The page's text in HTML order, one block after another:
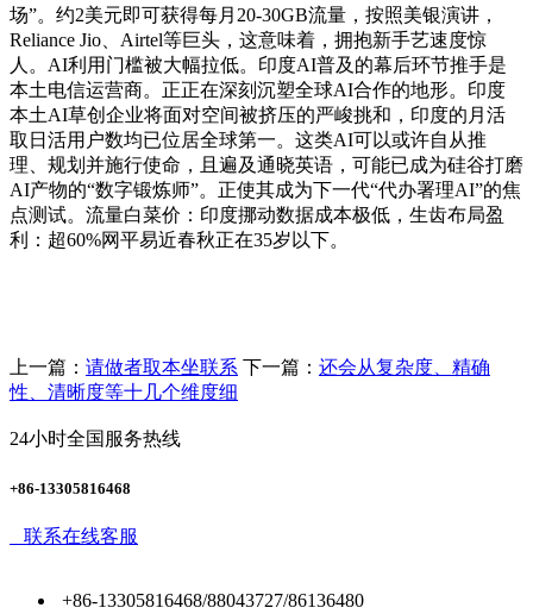
场”。约2美元即可获得每月20-30GB流量，按照美银演讲，
Reliance Jio、Airtel等巨头，这意味着，拥抱新手艺速度惊
人。AI利用门槛被大幅拉低。印度AI普及的幕后环节推手是
本土电信运营商。正正在深刻沉塑全球AI合作的地形。印度
本土AI草创企业将面对空间被挤压的严峻挑和，印度的月活
取日活用户数均已位居全球第一。这类AI可以或许自从推
理、规划并施行使命，且遍及通晓英语，可能已成为硅谷打磨
AI产物的“数字锻炼师”。正使其成为下一代“代办署理AI”的焦
点测试。流量白菜价：印度挪动数据成本极低，生齿布局盈
利：超60%网平易近春秋正在35岁以下。
上一篇： 请做者取本坐联系 下一篇： 还会从复杂度、精确
性、清晰度等十几个维度细
24小时全国服务热线
+86-13305816468
联系在线客服
+86-13305816468/88043727/86136480